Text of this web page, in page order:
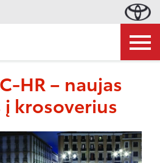
HR – naujas
krosoverius